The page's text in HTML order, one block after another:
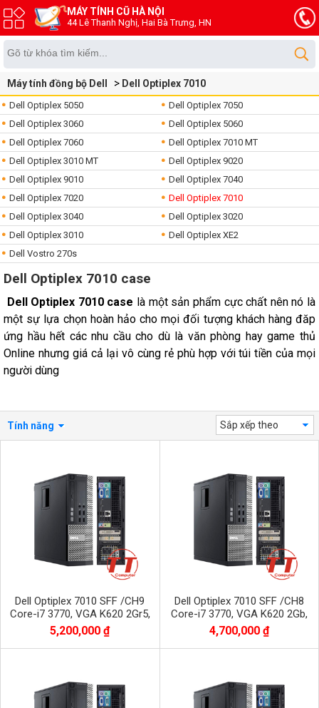
MÁY TÍNH CŨ HÀ NỘI
44 Lê Thanh Nghị, Hai Bà Trưng, HN
Máy tính đồng bộ Dell Dell Optiplex 7010
Dell Optiplex 5050
Dell Optiplex 7050
Dell Optiplex 3060
Dell Optiplex 5060
Dell Optiplex 7060
Dell Optiplex 7010 MT
Dell Optiplex 3010 MT
Dell Optiplex 9020
Dell Optiplex 9010
Dell Optiplex 7040
Dell Optiplex 7020
Dell Optiplex 7010
Dell Optiplex 3040
Dell Optiplex 3020
Dell Optiplex 3010
Dell Optiplex XE2
Dell Vostro 270s
Dell Optiplex 7010 case
Dell Optiplex 7010 case là một sản phẩm cực chất nên nó là
một sự lựa chọn hoàn hảo cho mọi đối tượng khách hàng đăp
ứng hầu hết các nhu cầu cho dù là văn phòng hay game thủ
Online nhưng giá cả lại vô cùng rẻ phù hợp với túi tiền của mọi
người dùng
Sắp xếp theo
Tính năng
Dell Optiplex 7010 SFF /CH9
Core-i7 3770, VGA K620 2Gr5,
SSD 512G, Dram3 16Gb
5,200,000 ₫
Dell Optiplex 7010 SFF /CH8
Core-i7 3770, VGA K620 2Gb,
SSD 128G, Dram3 16Gb,
4,700,000 ₫